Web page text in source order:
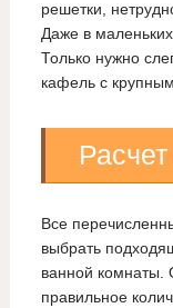
решетки,
Даже в
Только нужно
кафель с
Все
выбрать
ванной комнаты.
правильное